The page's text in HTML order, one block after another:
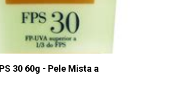
30 60g - Pele Mista a